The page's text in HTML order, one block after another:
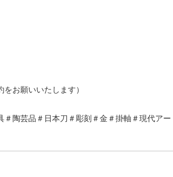
お願いいたします）
陶芸品＃日本刀＃彫刻＃金＃掛軸＃現代アー